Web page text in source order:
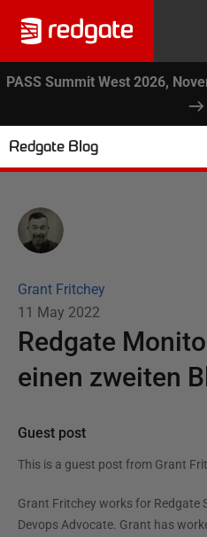
PASS Summit West 2026,
Redgate Blog
Grant Fritchey
11 May 2022
Redgate
einen zweiten
Guest post
This is a guest post from Grant
Grant Fritchey works for Redgate
Devops Advocate. Grant has